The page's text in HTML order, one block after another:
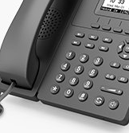
● 2.3" 132x64像素带背
● 支持PoE(
● 千兆双网口
● 六方会
● 支持U盘录音（
● 支持DECT耳麦、